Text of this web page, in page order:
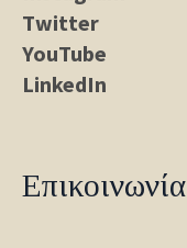
Twitter
YouTube
LinkedIn
Επικοινωνία